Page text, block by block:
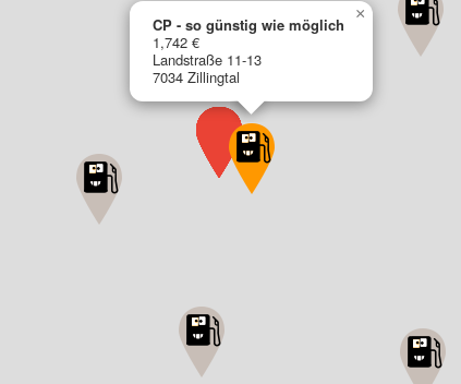
CP - so günstig wie möglich
1,742 €
Landstraße 11-13
7034 Zillingtal
×